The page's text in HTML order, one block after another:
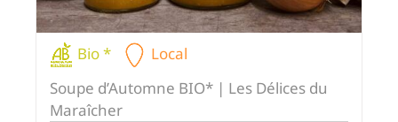
Bio *
Local
Soupe d’Automne BIO* | Les Délices du
Maraîcher